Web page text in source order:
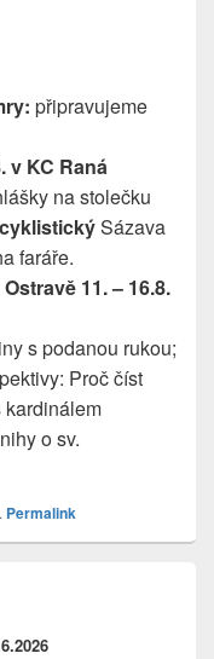
připravujeme
v KC Raná
na stolečku
Sázava
faráře.
11. – 16.8.
s podanou rukou;
Proč číst
kardinálem
o sv.
. Permalink